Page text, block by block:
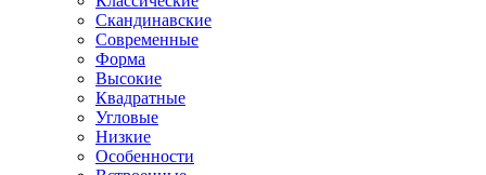
Скандинавские
Современные
Форма
Высокие
Квадратные
Угловые
Низкие
Особенности